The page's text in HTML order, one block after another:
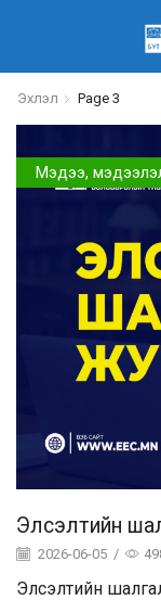
Эхлэл Page 3
Мэдээ,
Элсэлтийн
2026-06-05 /
Элсэлтийн